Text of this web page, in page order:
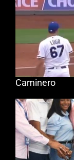
Caminero